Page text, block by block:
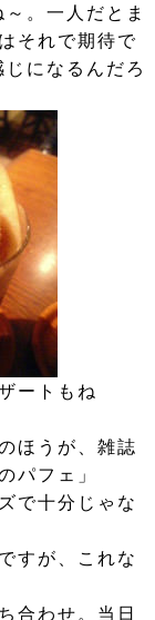
。一人だとま
それで期待で
になるんだろ
ートもね
ほうが、雑誌
パフェ」
で十分じゃな
すが、これな
合わせ。当日